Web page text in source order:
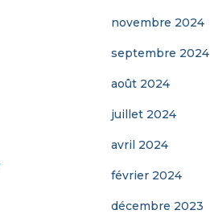
novembre 2024
septembre 2024
août 2024
juillet 2024
avril 2024
février 2024
décembre 2023